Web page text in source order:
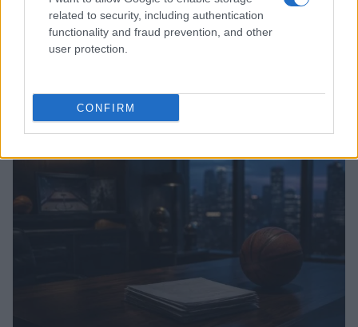
related to security, including authentication
functionality and fraud prevention, and other
user protection.
CONFIRM
l’avventura europea
Ilaria Mauri · 7 Ago 2026